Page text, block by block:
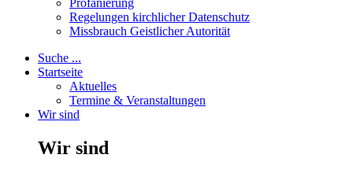
Regelungen kirchlicher Datenschutz
Missbrauch Geistlicher Autorität
Suche ...
Startseite
Aktuelles
Termine & Veranstaltungen
Wir sind
Wir sind